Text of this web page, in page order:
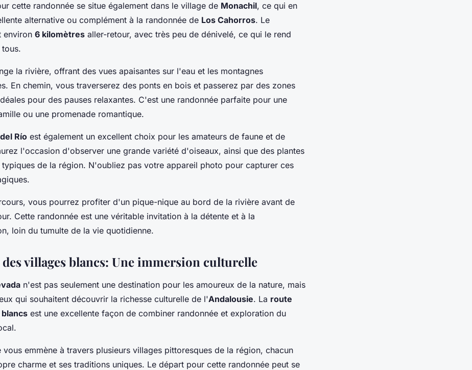
cette randonnée se situe également dans le village de Monachil, ce qui en
alternative ou complément à la randonnée de Los Cahorros. Le
environ 6 kilomètres aller-retour, avec très peu de dénivelé, ce qui le rend
la rivière, offrant des vues apaisantes sur l'eau et les montagnes
En chemin, vous traverserez des ponts en bois et passerez par des zones
pour des pauses relaxantes. C'est une randonnée parfaite pour une
ou une promenade romantique.
Río est également un excellent choix pour les amateurs de faune et de
l'occasion d'observer une grande variété d'oiseaux, ainsi que des plantes
de la région. N'oubliez pas votre appareil photo pour capturer ces
vous pourrez profiter d'un pique-nique au bord de la rivière avant de
Cette randonnée est une véritable invitation à la détente et à la
loin du tumulte de la vie quotidienne.
villages blancs: Une immersion culturelle
n'est pas seulement une destination pour les amoureux de la nature, mais
qui souhaitent découvrir la richesse culturelle de l'Andalousie. La route
est une excellente façon de combiner randonnée et exploration du
vous emmène à travers plusieurs villages pittoresques de la région, chacun
charme et ses traditions uniques. Le départ pour cette randonnée peut se